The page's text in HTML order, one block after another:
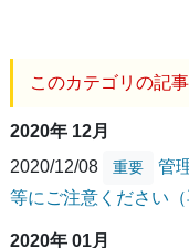
このカテゴリの記
2020年 12月
2020/12/08
重要
管
等にご注意ください（
2020年 01月